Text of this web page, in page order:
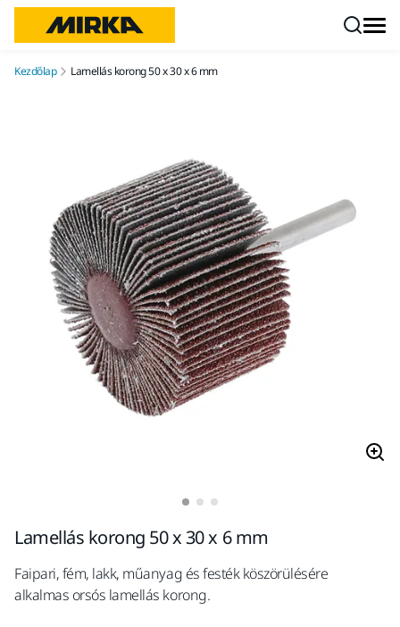
Kezdőlap Lamellás korong 50 x 30 x 6 mm
Lamellás korong 50 x 30 x 6 mm
Faipari, fém, lakk, műanyag és festék köszörülésére
alkalmas orsós lamellás korong.